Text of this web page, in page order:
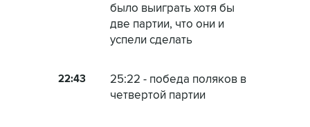
было выиграть хотя бы
две партии, что они и
успели сделать
22:43
25:22 - победа поляков в
четвертой партии